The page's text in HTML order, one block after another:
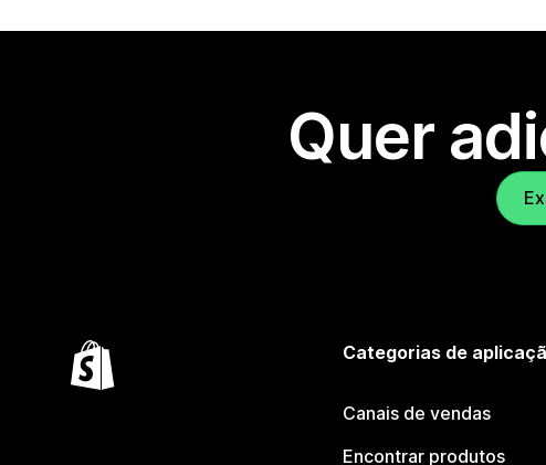
Quer
Categorias de
Canais de vendas
Encontrar produtos